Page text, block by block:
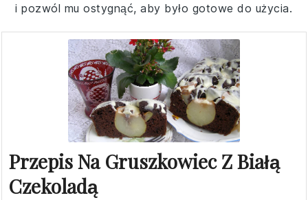
i pozwól mu ostygnąć, aby było gotowe do użycia.
Przepis Na Gruszkowiec Z Białą
Czekoladą